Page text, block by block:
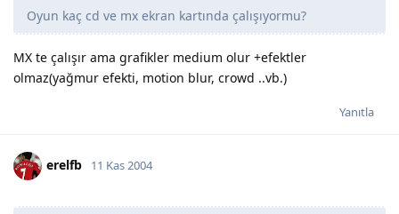
Oyun kaç cd ve mx ekran kartında çalışıyormu?
MX te çalışır ama grafikler medium olur +efektler
olmaz(yağmur efekti, motion blur, crowd ..vb.)
Yanıtla
erelfb 11 Kas 2004